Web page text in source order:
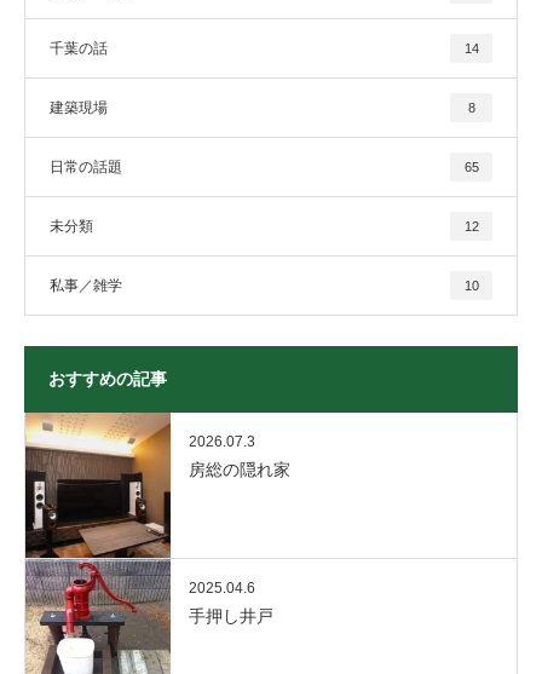
千葉の話 14
建築現場 8
日常の話題 65
未分類 12
私事／雑学 10
おすすめの記事
2026.07.3
房総の隠れ家
2025.04.6
手押し井戸